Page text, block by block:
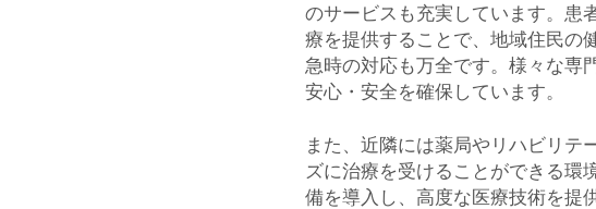
のサービスも充実しています。患
療を提供することで、地域住民の
急時の対応も万全です。様々な専
安心・安全を確保しています。
また、近隣には薬局やリハビリテ
ズに治療を受けることができる環
備を導入し、高度な医療技術を提